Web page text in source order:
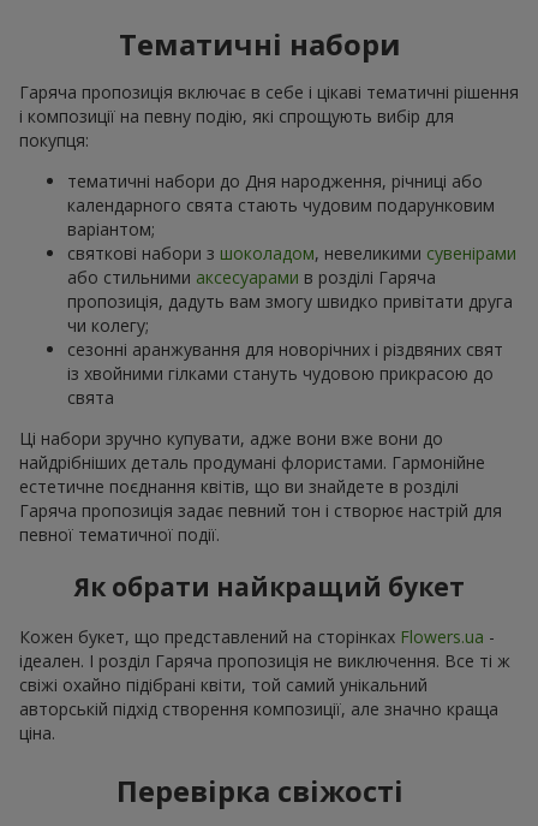
Тематичні набори
Гаряча пропозиція включає в себе і цікаві тематичні рішення
і композиції на певну подію, які спрощують вибір для
покупця:
тематичні набори до Дня народження, річниці або
календарного свята стають чудовим подарунковим
варіантом;
святкові набори з шоколадом, невеликими сувенірами
або стильними аксесуарами в розділі Гаряча
пропозиція, дадуть вам змогу швидко привітати друга
чи колегу;
сезонні аранжування для новорічних і різдвяних свят
із хвойними гілками стануть чудовою прикрасою до
свята
Ці набори зручно купувати, адже вони вже вони до
найдрібніших деталь продумані флористами. Гармонійне
естетичне поєднання квітів, що ви знайдете в розділі
Гаряча пропозиція задає певний тон і створює настрій для
певної тематичної події.
Як обрати найкращий букет
Кожен букет, що представлений на сторінках Flowers.ua -
ідеален. І розділ Гаряча пропозиція не виключення. Все ті ж
свіжі охайно підібрані квіти, той самий унікальний
авторській підхід створення композиції, але значно краща
ціна.
Перевірка свіжості